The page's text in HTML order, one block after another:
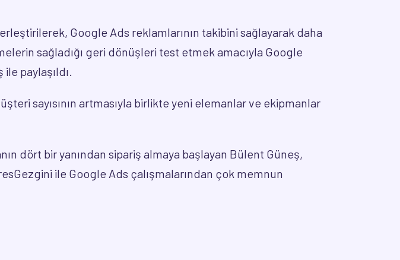
Google Ads reklamlarının takibini sağlayarak daha
sağladığı geri dönüşleri test etmek amacıyla Google
paylaşıldı.
sayısının artmasıyla birlikte yeni elemanlar ve ekipmanlar
dört bir yanından sipariş almaya başlayan Bülent Güneş,
ile Google Ads çalışmalarından çok memnun